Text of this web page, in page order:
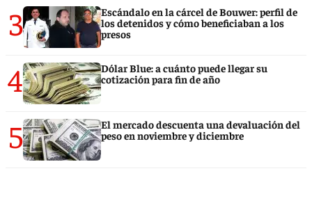
3
Escándalo en la cárcel de Bouwer: perfil de
los detenidos y cómo beneficiaban a los
presos
4
Dólar Blue: a cuánto puede llegar su
cotización para fin de año
5
El mercado descuenta una devaluación del
peso en noviembre y diciembre